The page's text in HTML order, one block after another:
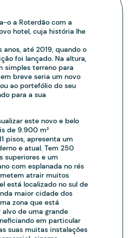
o a Roterdão com a
hotel, cuja história lhe
anos, até 2019, quando o
foi lançado. Na altura,
simples terreno para
breve seria um novo
ao portefólio do seu
para a sua
este novo e belo
de 9.900 m²
pisos, apresenta um
e atual. Tem 250
superiores e um
com esplanada no rés
atrair muitos
está localizado no sul de
maior cidade dos
zona que está
de uma grande
em particular
suas muitas instalações